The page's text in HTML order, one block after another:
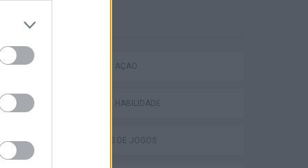
JOGOS DE AÇÃO
JOGOS DE HABILIDADE
COLEÇÕES DE JOGOS